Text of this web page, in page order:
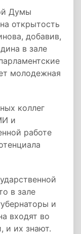
Думы
открытость
добавив,
в зале
молодежная
коллег
и
работе
в зале
и
входят во
и их знают.